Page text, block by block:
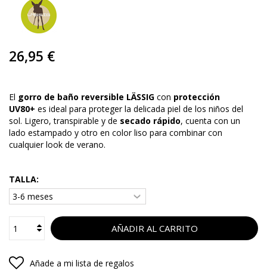
26,95 €
El gorro de baño reversible LÄSSIG con protección
UV80+ es ideal para proteger la delicada piel de los niños del
sol. Ligero, transpirable y de secado rápido, cuenta con un
lado estampado y otro en color liso para combinar con
cualquier look de verano.
TALLA:
AÑADIR AL CARRITO
Añade a mi lista de regalos